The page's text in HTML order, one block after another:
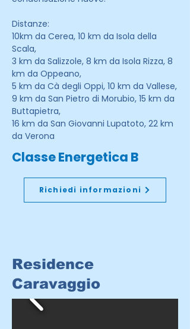
Distanze:
10km da Cerea, 10 km da Isola della
Scala,
3 km da Salizzole, 8 km da Isola Rizza, 8
km da Oppeano,
5 km da Cà degli Oppi, 10 km da Vallese,
9 km da San Pietro di Morubio, 15 km da
Buttapietra,
16 km da San Giovanni Lupatoto, 22 km
da Verona
Classe Energetica B
Richiedi informazioni
Residence
Caravaggio